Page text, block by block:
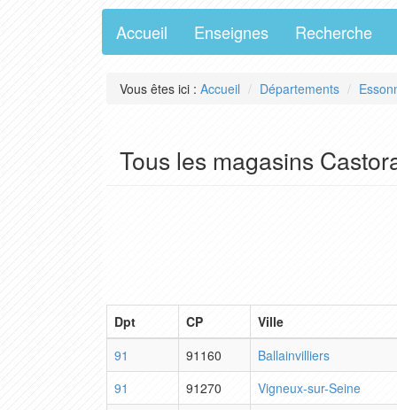
Accueil Enseignes Recherche
Vous êtes ici : Accueil Départements
Tous les magasins
Dpt CP
Ville
91
91160
Ballainvilliers
91
91270
Vigneux-sur-Seine